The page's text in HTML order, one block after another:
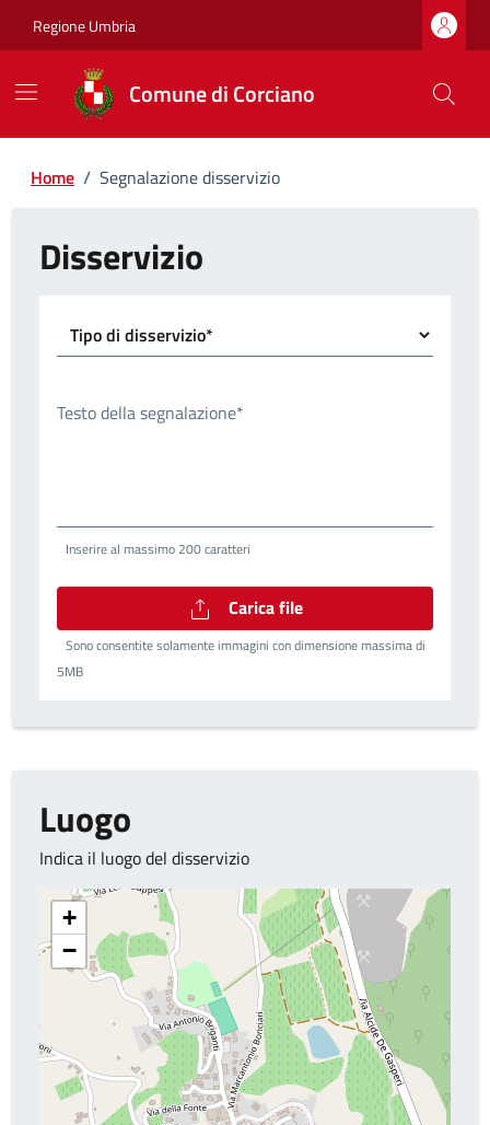
Regione Umbria
Comune di Corciano
Home / Segnalazione disservizio
Disservizio
Testo della segnalazione*
Inserire al massimo 200 caratteri
Carica file
Sono consentite solamente immagini con dimensione massima di
5MB
Luogo
Indica il luogo del disservizio
+
−